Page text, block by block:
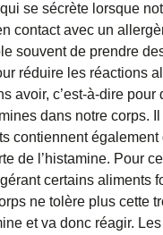
se sécrète lorsque
contact avec un
souvent de prendre
réduire les réactions
avoir, c’est-à-dire pour
dans notre corps. Il
contiennent également
de l’histamine. Pour
certains aliments
ne tolère plus cette
et va donc réagir.